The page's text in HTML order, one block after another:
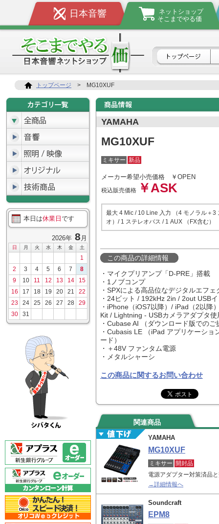
日本音響
ネットショップ
そこまでやる価
トップページ > MG10XUF
本日は休業日 です
2026年 8 月
日 月 火 水 木 金 土
1
2
3 4 5 6 7
8
9
10 11 12 13 14
15
16
17 18 19 20 21
22
23
24 25 26 27 28
29
30
31
YAMAHA
MG10XUF
ミキサー 新品
メーカー希望小売価格 ￥OPEN
税込販売価格 ￥ASK
最大 4 Mic / 10 Line 入力 （4 モノラル＋3
オ）/ 1 ステレオバス / 1 AUX （FX含む）
この商品の詳細情報
・マイクプリアンプ「D-PRE」搭載
・1ノブコンプ
・SPXによる高品位なデジタルエフ
・24ビット / 192kHz 2in / 2out USB
・iPhone（iOS7以降）/ iPad（2以降
Kit / Lightning - USBカメラアダプタ使
・Cubase AI （ダウンロード版でのご
・Cubasis LE （iPad アプリケーシ
ード）
・＋48V ファンタム電源
・メタルシャーシ
この商品に関するお問い合わせ
関連商品
YAMAHA
MG10XUF
ミキサー 開封品
電源アダプター対策済品
→詳細情報へ
Soundcraft
EPM8